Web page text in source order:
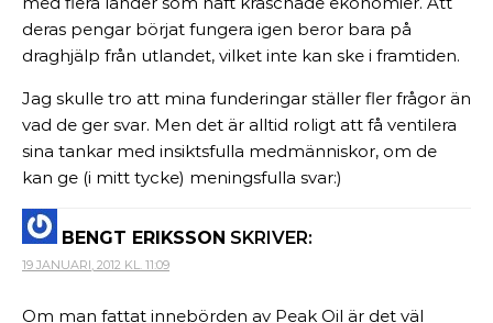
deras pengar börjat fungera igen beror bara på
draghjälp från utlandet, vilket inte kan ske i framtiden.
Jag skulle tro att mina funderingar ställer fler frågor än
vad de ger svar. Men det är alltid roligt att få ventilera
sina tankar med insiktsfulla medmänniskor, om de
kan ge (i mitt tycke) meningsfulla svar:)
BENGT ERIKSSON SKRIVER:
19 JANUARI, 2012 KL. 11:09
Om man fattat innebörden av Peak Oil är det väl